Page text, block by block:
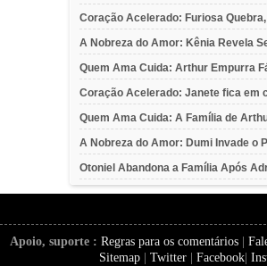
Coração Acelerado: Furiosa
A Nobreza do Amor: Kênia Revela
Quem Ama Cuida: Arthur Empurra
Coração Acelerado: Janete fica em
Quem Ama Cuida: A Família de
A Nobreza do Amor: Dumi Invade o
Otoniel Abandona a Família Após
Apoio, suporte : Regras para os comentários|
Sitemap
Twitter Facebook